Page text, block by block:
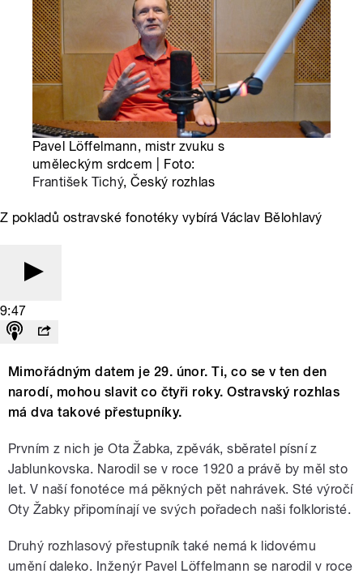
Pavel Löffelmann, mistr zvuku s
uměleckým srdcem | Foto:
František Tichý, Český rozhlas
Z pokladů ostravské fonotéky vybírá Václav Bělohlavý
9:47
Mimořádným datem je 29. únor. Ti, co se v ten den
narodí, mohou slavit co čtyři roky. Ostravský rozhlas
má dva takové přestupníky.
Prvním z nich je Ota Žabka, zpěvák, sběratel písní z
Jablunkovska. Narodil se v roce 1920 a právě by měl sto
let. V naší fonotéce má pěkných pět nahrávek. Sté výročí
Oty Žabky připomínají ve svých pořadech naši folkloristé.
Druhý rozhlasový přestupník také nemá k lidovému
umění daleko. Inženýr Pavel Löffelmann se narodil v roce